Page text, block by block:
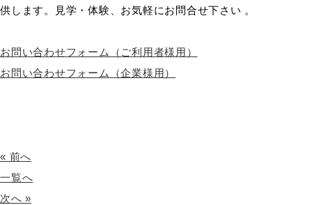
供します。見学・体験、お気軽にお問合せ下さい 。
お問い合わせフォーム（ご利用者様用）
お問い合わせフォーム（企業様用）
« 前へ
一覧へ
次へ »